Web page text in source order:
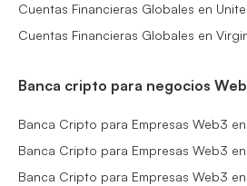
Cuentas Financieras Globales en
Cuentas Financieras Globales en
Banca cripto para negocios
Banca Cripto para Empresas Web3
Banca Cripto para Empresas Web3
Banca Cripto para Empresas Web3